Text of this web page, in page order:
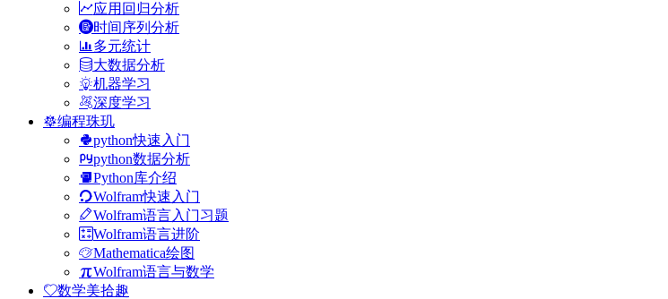
应用回归分析
时间序列分析
多元统计
大数据分析
机器学习
深度学习
编程珠玑
python快速入门
python数据分析
Python库介绍
Wolfram快速入门
Wolfram语言入门习题
Wolfram语言进阶
Mathematica绘图
Wolfram语言与数学
数学美拾趣